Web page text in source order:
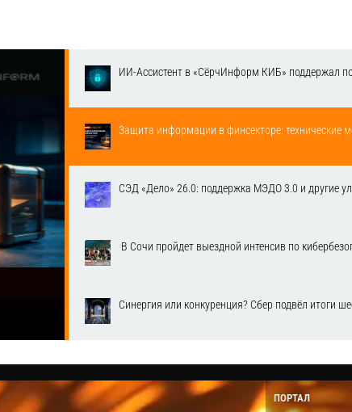
ИИ-Ассистент в «СёрчИнформ КИБ» поддержал
Защита информации в финсекторе: технические
СЭД «Дело» 26.0: поддержка МЭДО 3.0 и другие
В Сочи пройдет выездной интенсив по
Синергия или конкуренция? Сбер подвёл итоги
ПОРТАЛ